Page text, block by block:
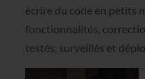
écrire du code en petits
fonctionnalités,
testés, surveillés et